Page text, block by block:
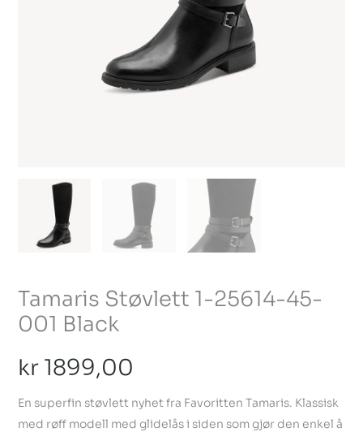
Tamaris Støvlett 1-25614-45-
001 Black
kr1899,00
En superfin støvlett nyhet fra Favoritten Tamaris. Klassisk
med røff modell med glidelås i siden som gjør den enkel å